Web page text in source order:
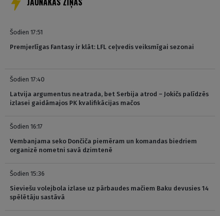
Šodien 17:51
Premjerlīgas Fantasy ir klāt: LFL ceļvedis veiksmīgai sezonai
Šodien 17:40
Latvija argumentus neatrada, bet Serbija atrod – Jokičs palīdzēs
izlasei gaidāmajos PK kvalifikācijas mačos
Šodien 16:17
Vembanjama seko Dončiča piemēram un komandas biedriem
organizē nometni savā dzimtenē
Šodien 15:36
Sieviešu volejbola izlase uz pārbaudes mačiem Baku devusies 14
spēlētāju sastāvā